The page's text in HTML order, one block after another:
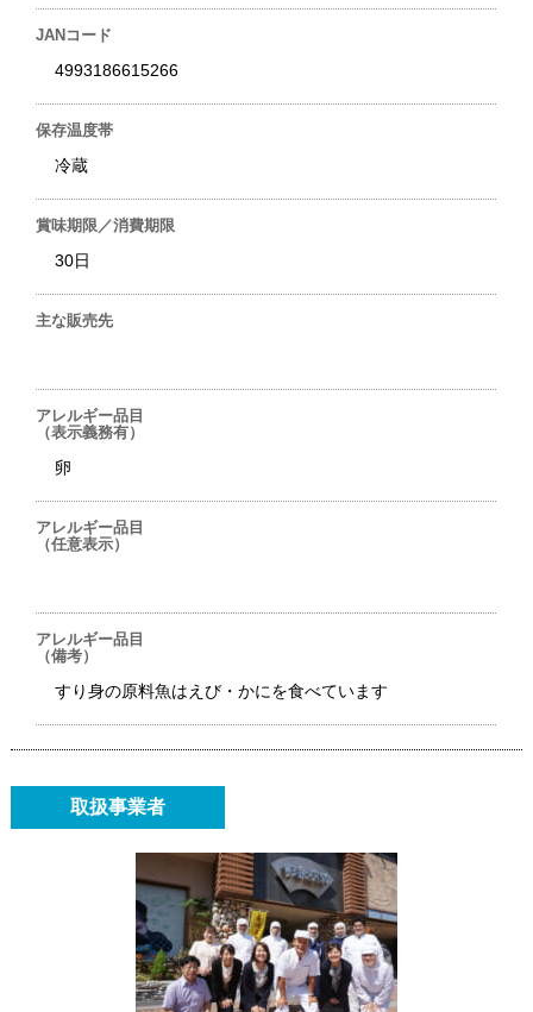
JANコード
4993186615266
保存温度帯
冷蔵
賞味期限／消費期限
30日
主な販売先
アレルギー品目
（表示義務有）
卵
アレルギー品目
（任意表示）
アレルギー品目
（備考）
すり身の原料魚はえび・かにを食べています
取扱事業者